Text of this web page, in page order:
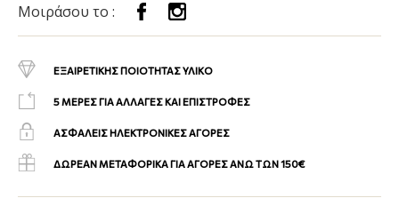
Μοιράσου το :
ΕΞΑΙΡΕΤΙΚΗΣ ΠΟΙΟΤΗΤΑΣ ΥΛΙΚΟ
5 ΜΕΡΕΣ ΓΙΑ ΑΛΛΑΓΕΣ ΚΑΙ ΕΠΙΣΤΡΟΦΕΣ
ΑΣΦΑΛΕΙΣ ΗΛΕΚΤΡΟΝΙΚΕΣ ΑΓΟΡΕΣ
ΔΩΡΕΑΝ ΜΕΤΑΦΟΡΙΚΑ ΓΙΑ ΑΓΟΡΕΣ ΑΝΩ ΤΩΝ 150€